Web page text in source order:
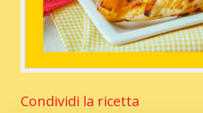
Condividi la ricetta